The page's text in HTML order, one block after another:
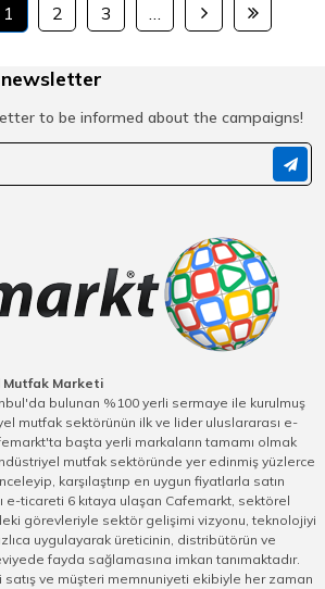
1 2 3
to be informed about the campaigns!
Mutfak Marketi
bulunan %100 yerli sermaye ile kurulmuş
mutfak sektörünün ilk ve lider uluslararası e-
başta yerli markaların tamamı olmak
mutfak sektöründe yer edinmiş yüzlerce
karşılaştırıp en uygun fiyatlarla satın
e-ticareti 6 kıtaya ulaşan Cafemarkt, sektörel
görevleriyle sektör gelişimi vizyonu, teknolojiyi
uygulayarak üreticinin, distribütörün ve
fayda sağlamasına imkan tanımaktadır.
ve müşteri memnuniyeti ekibiyle her zaman